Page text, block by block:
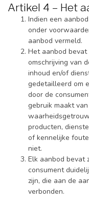
Artikel 4 – Het
Indien een
onder
aanbod vermeld.
Het aanbod
omschrijving van
inhoud en/of
gedetailleerd om
door de
gebruik maakt
producten,
of kennelijke
niet.
Elk aanbod bevat
consument
zijn, die aan de
verbonden.